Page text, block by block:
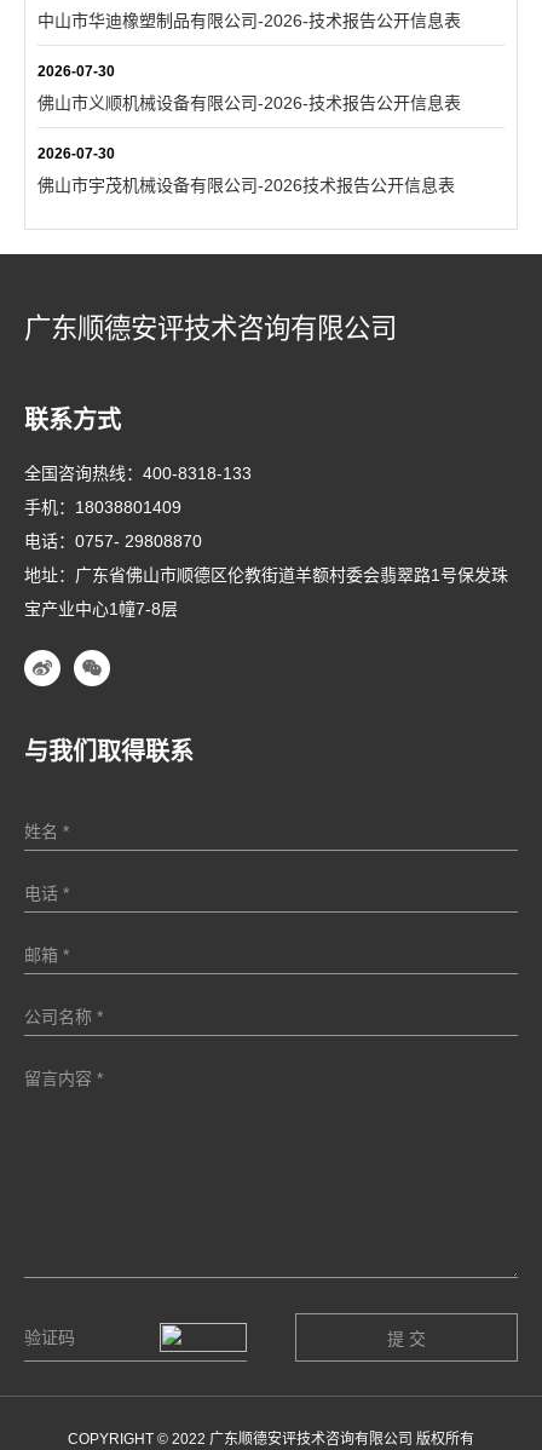
中山市华迪橡塑制品有限公司-2026-技术报告公开信息表
2026-07-30
佛山市义顺机械设备有限公司-2026-技术报告公开信息表
2026-07-30
佛山市宇茂机械设备有限公司-2026技术报告公开信息表
广东顺德安评技术咨询有限公司
联系方式
全国咨询热线： 400-8318-133
手机： 18038801409
电话： 0757- 29808870
地址：广东省佛山市顺德区伦教街道羊额村委会翡翠路1号保发珠
宝产业中心1幢7-8层
与我们取得联系
COPYRIGHT © 2022 广东顺德安评技术咨询有限公司 版权所有